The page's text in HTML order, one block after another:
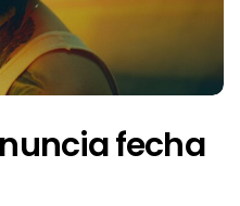
fecha